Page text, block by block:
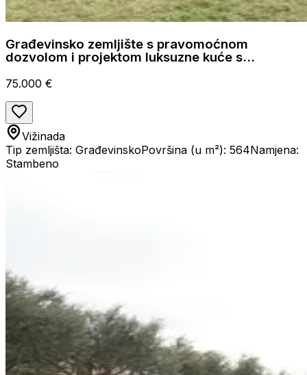
Građevinsko zemljište s pravomoćnom
dozvolom i projektom luksuzne kuće s
75.000 €
Vižinada
Tip zemljišta: GrađevinskoPovršina (u m²): 564Namjena:
Stambeno